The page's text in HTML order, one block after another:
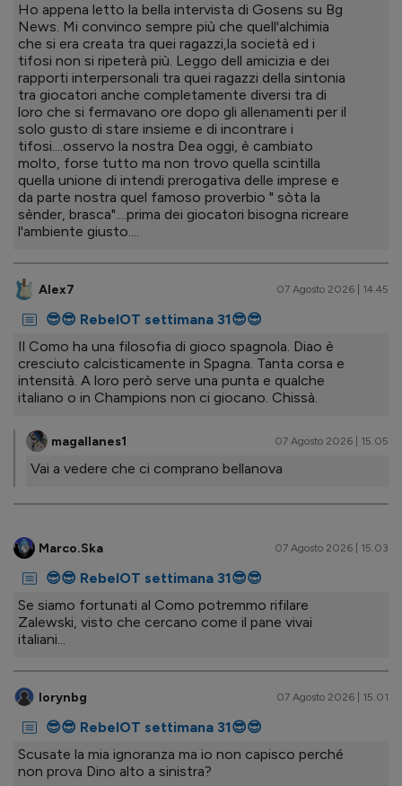
Ho appena letto la bella intervista di Gosens su Bg
News. Mi convinco sempre più che quell'alchimia
che si era creata tra quei ragazzi,la società ed i
tifosi non si ripeterà più. Leggo dell amicizia e dei
rapporti interpersonali tra quei ragazzi della sintonia
tra giocatori anche completamente diversi tra di
loro che si fermavano ore dopo gli allenamenti per il
solo gusto di stare insieme e di incontrare i
tifosi....osservo la nostra Dea oggi, è cambiato
molto, forse tutto ma non trovo quella scintilla
quella unione di intendi prerogativa delle imprese e
da parte nostra quel famoso proverbio " sòta la
sènder, brasca"....prima dei giocatori bisogna ricreare
l'ambiente giusto....
Alex7 07 Agosto 2026 | 14.45
😎😎 RebelOT settimana 31😎😎
Il Como ha una filosofia di gioco spagnola. Diao è
cresciuto calcisticamente in Spagna. Tanta corsa e
intensità. A loro però serve una punta e qualche
italiano o in Champions non ci giocano. Chissà.
magallanes1 07 Agosto 2026 | 15.05
Vai a vedere che ci comprano bellanova
Marco.Ska 07 Agosto 2026 | 15.03
😎😎 RebelOT settimana 31😎😎
Se siamo fortunati al Como potremmo rifilare
Zalewski, visto che cercano come il pane vivai
italiani...
lorynbg 07 Agosto 2026 | 15.01
😎😎 RebelOT settimana 31😎😎
Scusate la mia ignoranza ma io non capisco perché
non prova Dino alto a sinistra?